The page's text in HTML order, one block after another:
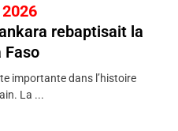
rebaptisait la
Faso
importante dans l’histoire
La ...